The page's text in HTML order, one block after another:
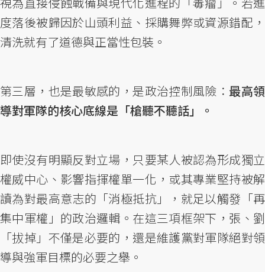
度落後被歸因於山頭利益、採購舞弊或資源錯配，
清洗就有了道德與正當性包裝。
第三層，也是最敏感的，是政治控制風險：最高領
導對軍隊的核心底線是「槍聽不聽話」。
即使沒有明顯反對立場，只要某人被認為形成獨立
權威中心、影響指揮權單一化，或其專業堅持被解
讀為對最高意志的「消極抵抗」，就足以觸發「再
集中軍權」的政治邏輯。在這三項框架下，張、劉
「拔掉」不僅是必要的，還是維護黨對軍隊絕對領
導與強軍目標的必要之舉。